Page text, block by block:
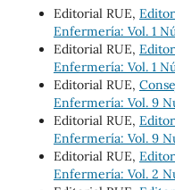
Editorial RUE,
Enfermería: Vol. 1
Editorial RUE,
Enfermería: Vol. 1
Editorial RUE,
Enfermería: Vol. 9
Editorial RUE,
Enfermería: Vol. 9
Editorial RUE,
Enfermería: Vol. 2